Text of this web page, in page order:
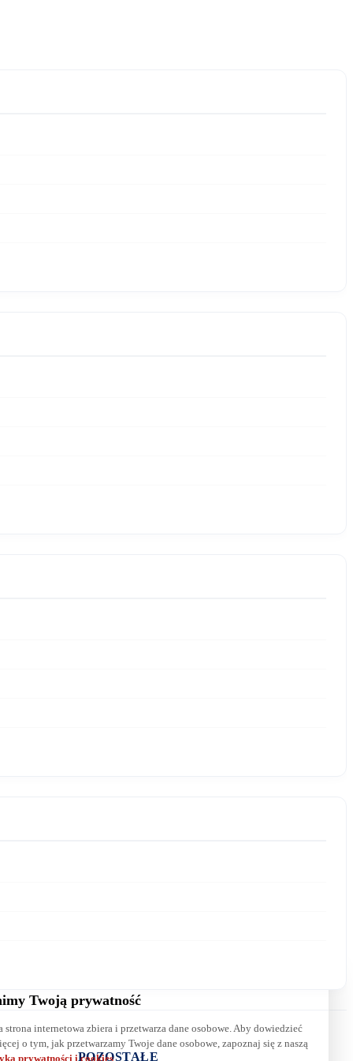
POZOSTAŁE
Twoją prywatność
strona internetowa zbiera i przetwarza dane osobowe. Aby dowiedzieć
o tym, jak przetwarzamy Twoje dane osobowe, zapoznaj się z naszą
prywatności i cookies.
Wyrażam zgodę na przetwarzanie danych. Zapoznaj się z naszą
polityką prywatności.